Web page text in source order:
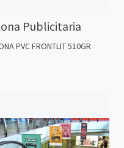
Publicitaria
PVC FRONTLIT 510GR